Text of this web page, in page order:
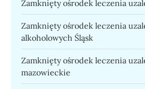
Zamknięty ośrodek leczenia
Zamknięty ośrodek leczenia
alkoholowych Śląsk
Zamknięty ośrodek leczenia
mazowieckie